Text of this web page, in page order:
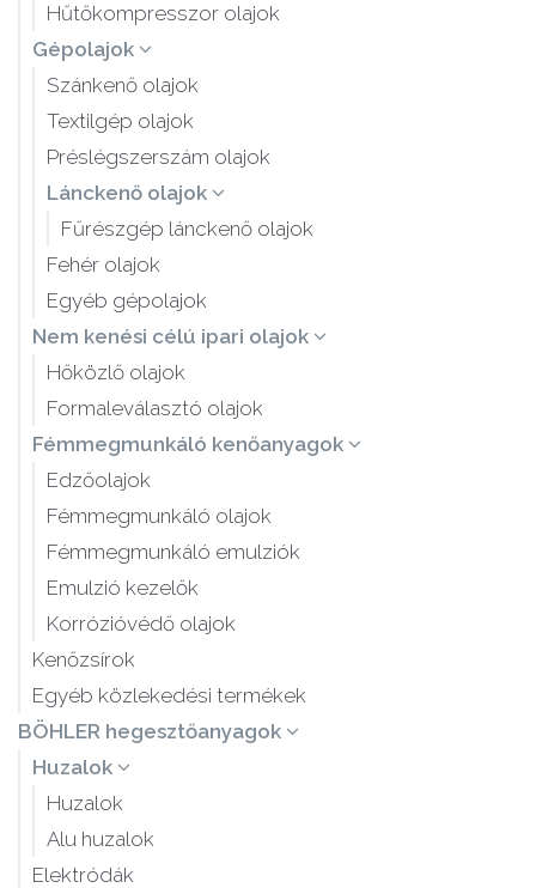
Hűtőkompresszor olajok
Gépolajok
Szánkenő olajok
Textilgép olajok
Préslégszerszám olajok
Lánckenő olajok
Fűrészgép lánckenő olajok
Fehér olajok
Egyéb gépolajok
Nem kenési célú ipari olajok
Hőközlő olajok
Formaleválasztó olajok
Fémmegmunkáló kenőanyagok
Edzőolajok
Fémmegmunkáló olajok
Fémmegmunkáló emulziók
Emulzió kezelők
Korrózióvédő olajok
Kenőzsírok
Egyéb közlekedési termékek
BÖHLER hegesztőanyagok
Huzalok
Huzalok
Alu huzalok
Elektródák